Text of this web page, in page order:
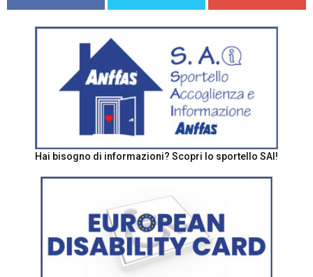
Hai bisogno di informazioni? Scopri lo sportello SAI!